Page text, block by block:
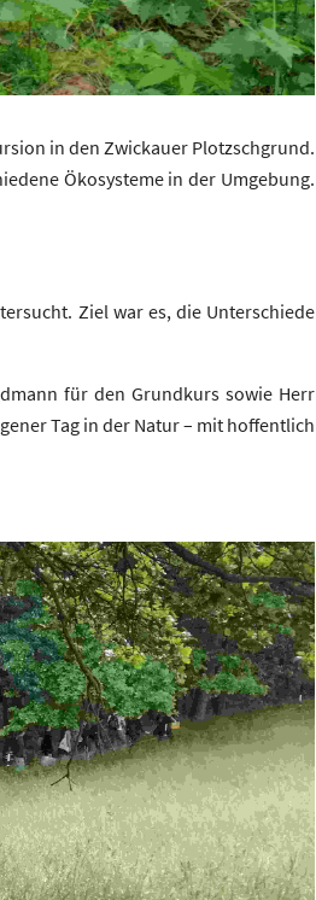
in den Zwickauer Plotzschgrund.
Ökosysteme in der Umgebung.
Ziel war es, die Unterschiede
für den Grundkurs sowie Herr
Tag in der Natur – mit hoffentlich